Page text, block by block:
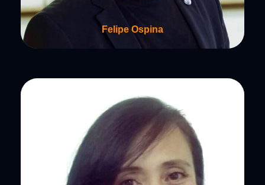
Felipe Ospina